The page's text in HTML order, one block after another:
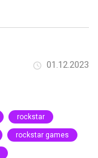
01.12.2023
rockstar
rockstar games